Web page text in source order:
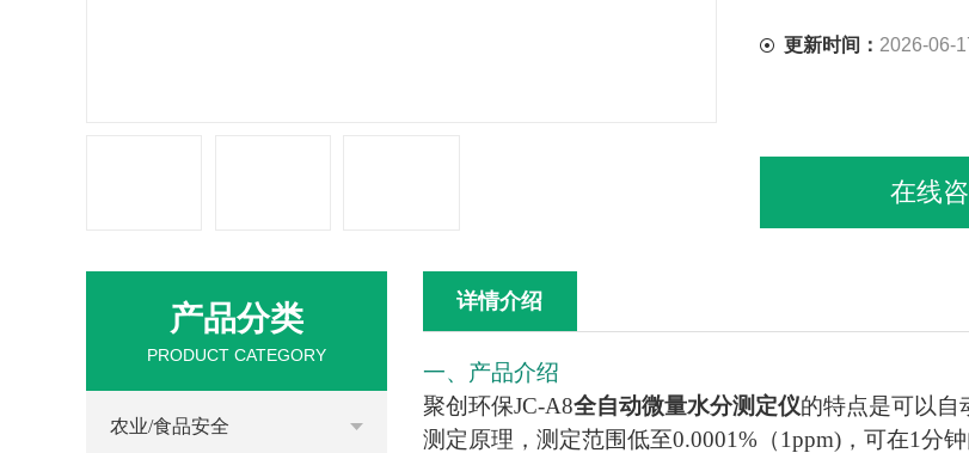
更新时间： 2026-06-
在线
详情介绍
一、产品介绍
聚创环保JC-A8全自动微量水分测定仪的特点是可以自
测定原理，测定范围低至0.0001%（1ppm)，可在1分
产品分类
PRODUCT CATEGORY
农业/食品安全